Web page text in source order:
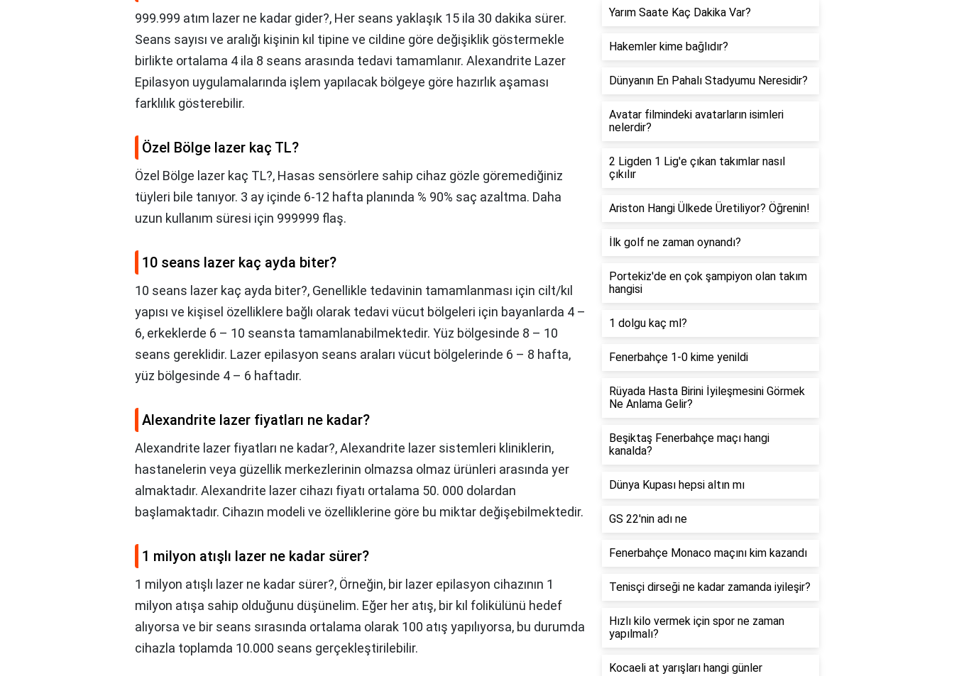
999.999 atım lazer ne kadar gider?, Her seans yaklaşık 15 ila 30 dakika sürer.
Seans sayısı ve aralığı kişinin kıl tipine ve cildine göre değişiklik göstermekle
birlikte ortalama 4 ila 8 seans arasında tedavi tamamlanır. Alexandrite Lazer
Epilasyon uygulamalarında işlem yapılacak bölgeye göre hazırlık aşaması
farklılık gösterebilir.
Özel Bölge lazer kaç TL?
Özel Bölge lazer kaç TL?, Hasas sensörlere sahip cihaz gözle göremediğiniz
tüyleri bile tanıyor. 3 ay içinde 6-12 hafta planında % 90% saç azaltma. Daha
uzun kullanım süresi için 999999 flaş.
10 seans lazer kaç ayda biter?
10 seans lazer kaç ayda biter?, Genellikle tedavinin tamamlanması için cilt/kıl
yapısı ve kişisel özelliklere bağlı olarak tedavi vücut bölgeleri için bayanlarda 4 –
6, erkeklerde 6 – 10 seansta tamamlanabilmektedir. Yüz bölgesinde 8 – 10
seans gereklidir. Lazer epilasyon seans araları vücut bölgelerinde 6 – 8 hafta,
yüz bölgesinde 4 – 6 haftadır.
Alexandrite lazer fiyatları ne kadar?
Alexandrite lazer fiyatları ne kadar?,Alexandrite lazer sistemleri kliniklerin,
hastanelerin veya güzellik merkezlerinin olmazsa olmaz ürünleri arasında yer
almaktadır. Alexandrite lazer cihazı fiyatı ortalama 50. 000 dolardan
başlamaktadır. Cihazın modeli ve özelliklerine göre bu miktar değişebilmektedir.
1 milyon atışlı lazer ne kadar sürer?
1 milyon atışlı lazer ne kadar sürer?, Örneğin, bir lazer epilasyon cihazının 1
milyon atışa sahip olduğunu düşünelim. Eğer her atış, bir kıl folikülünü hedef
alıyorsa ve bir seans sırasında ortalama olarak 100 atış yapılıyorsa, bu durumda
cihazla toplamda 10.000 seans gerçekleştirilebilir.
Yarım Saate Kaç Dakika Var?
Hakemler kime bağlıdır?
Dünyanın En Pahalı Stadyumu Neresidir?
Avatar filmindeki avatarların isimleri
nelerdir?
2 Ligden 1 Lig'e çıkan takımlar nasıl
çıkılır
Ariston Hangi Ülkede Üretiliyor? Öğrenin!
İlk golf ne zaman oynandı?
Portekiz'de en çok şampiyon olan takım
hangisi
1 dolgu kaç ml?
Fenerbahçe 1-0 kime yenildi
Rüyada Hasta Birini İyileşmesini Görmek
Ne Anlama Gelir?
Beşiktaş Fenerbahçe maçı hangi
kanalda?
Dünya Kupası hepsi altın mı
GS 22'nin adı ne
Fenerbahçe Monaco maçını kim kazandı
Tenisçi dirseği ne kadar zamanda iyileşir?
Hızlı kilo vermek için spor ne zaman
yapılmalı?
Kocaeli at yarışları hangi günler